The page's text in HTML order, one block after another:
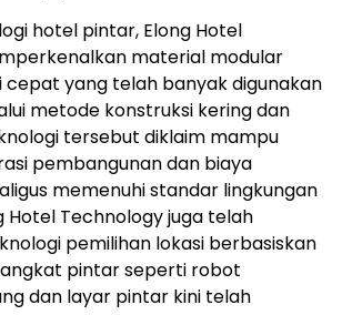
hotel pintar, Elong Hotel
material modular
cepat yang telah banyak digunakan
metode konstruksi kering dan
tersebut diklaim mampu
pembangunan dan biaya
memenuhi standar lingkungan
Hotel Technology juga telah
pemilihan lokasi berbasiskan
pintar seperti robot
dan layar pintar kini telah